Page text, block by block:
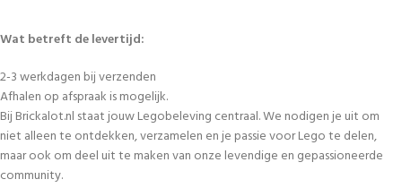
Wat betreft de levertijd:
2-3 werkdagen bij verzenden
Afhalen op afspraak is mogelijk.
Bij Brickalot.nl staat jouw Legobeleving centraal. We nodigen je uit om
niet alleen te ontdekken, verzamelen en je passie voor Lego te delen,
maar ook om deel uit te maken van onze levendige en gepassioneerde
community.